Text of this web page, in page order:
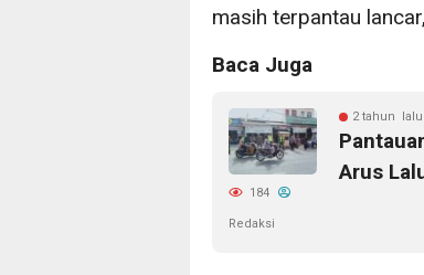
masih terpantau
Baca Juga
2 tahun lalu
Arus
184
Redaksi